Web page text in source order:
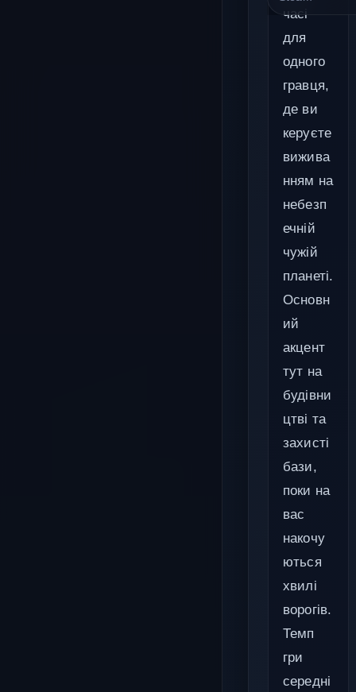
часі
для
одного
гравця,
де ви
керуєте
вижива
нням на
небезп
ечній
чужій
планеті.
Основн
ий
акцент
тут на
будівни
цтві та
захисті
бази,
поки на
вас
накочу
ються
хвилі
ворогів.
Темп
гри
середні